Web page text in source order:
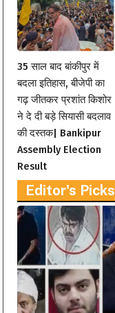
35 साल बाद बांकीपुर में
बदला इतिहास, बीजेपी का
गढ़ जीतकर प्रशांत किशोर
ने दे दी बड़े सियासी बदलाव
की दस्तक| Bankipur
Assembly Election
Result
Editor's Picks